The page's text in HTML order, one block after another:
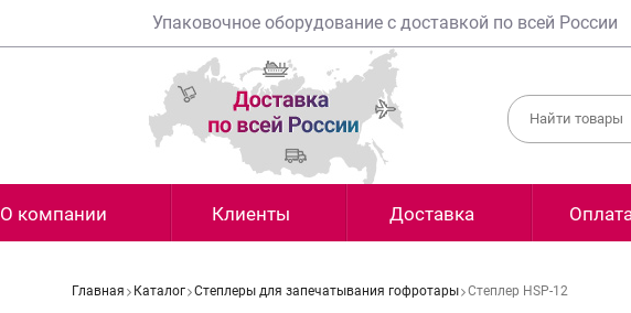
Упаковочное оборудование с доставкой по всей России
О компании Клиенты Доставка
Главная Каталог Степлеры для запечатывания гофротары Степлер HSP-12